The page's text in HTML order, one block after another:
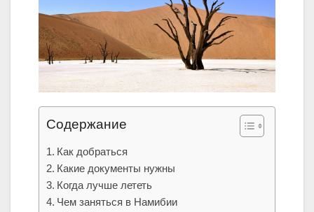
Содержание
Как добраться
Какие документы нужны
Когда лучше лететь
Чем заняться в Намибии